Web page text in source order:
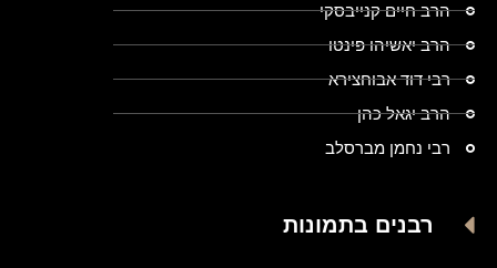
הרב חיים קנייבסקי
הרב יאשיהו פינטו
רבי דוד אבוחצירא
הרב יגאל כהן
רבי נחמן מברסלב
רבנים בתמונות